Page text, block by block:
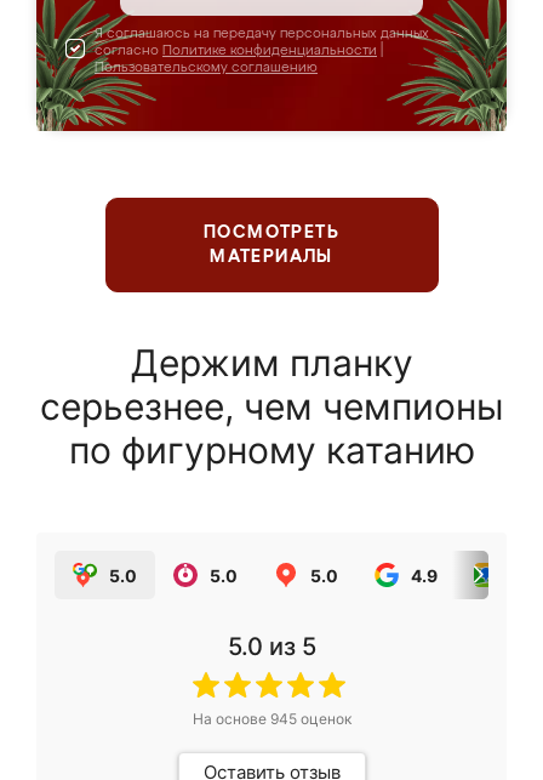
Я соглашаюсь на передачу персональных данных
согласно Политике конфиденциальности
Пользовательскому соглашению
ПОСМОТРЕТЬ
МАТЕРИАЛЫ
Держим планку
серьезнее, чем чемпионы
по фигурному катанию
5.0 5.0 5.0 4.9
5.0 из 5
На основе 945оценок
Оставить отзыв